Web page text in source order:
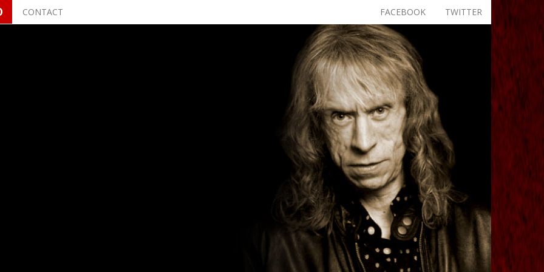
CONTACT TWITTER
FACEBOOK